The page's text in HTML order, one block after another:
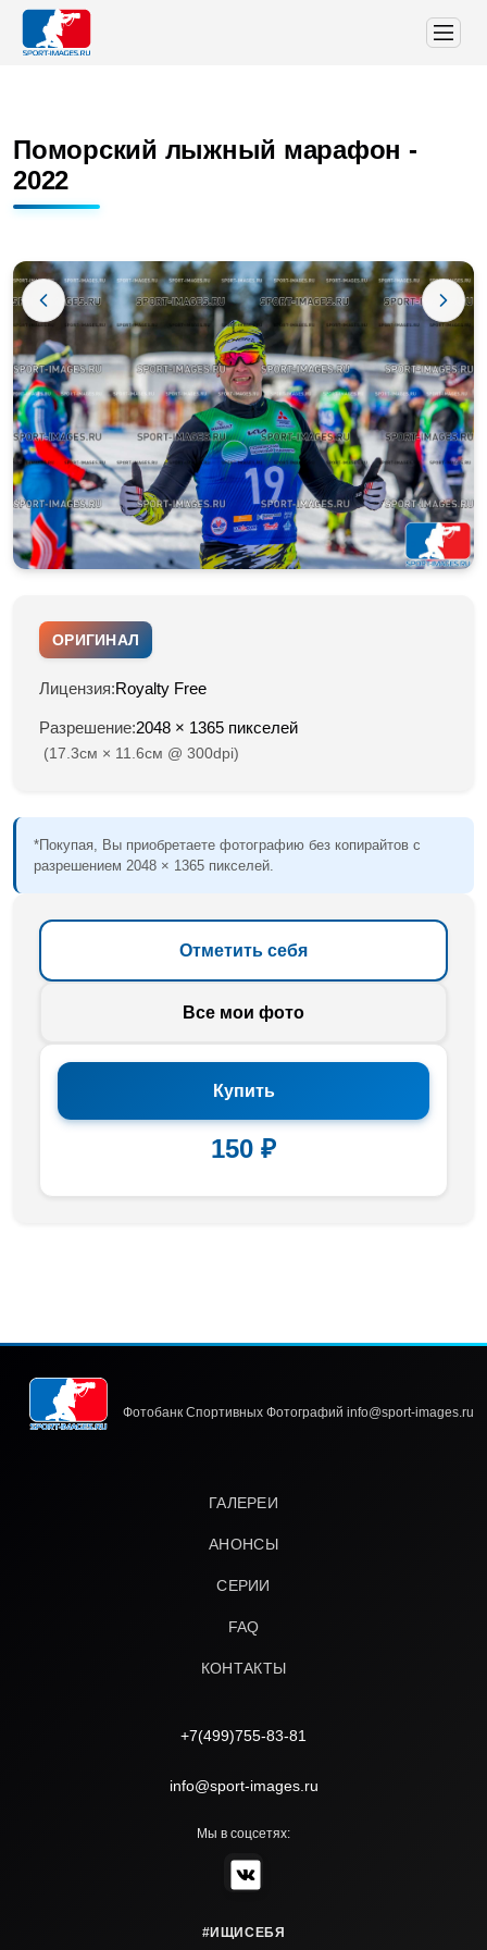
Поморский лыжный марафон -
2022
ОРИГИНАЛ
Лицензия:Royalty Free
Разрешение:2048 × 1365 пикселей
(17.3см × 11.6см @ 300dpi)
*Покупая, Вы приобретаете фотографию без копирайтов с
разрешением 2048 × 1365 пикселей.
Отметить себя
Все мои фото
Купить
150 ₽
Фотобанк Спортивных Фотографий info@sport-images.ru
ГАЛЕРЕИ
АНОНСЫ
СЕРИИ
FAQ
КОНТАКТЫ
+7(499)755-83-81
info@sport-images.ru
Мы в соцсетях:
#ИЩИСЕБЯ